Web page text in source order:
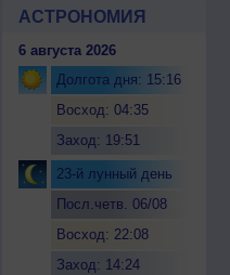
АСТРОНОМИЯ
6 августа 2026
Долгота дня: 15:16
Восход: 04:35
Заход: 19:51
23-й лунный день
Посл.четв. 06/08
Восход: 22:08
Заход: 14:24